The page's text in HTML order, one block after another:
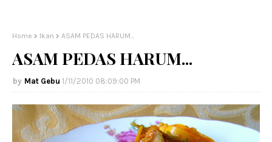
Home Ikan ASAM PEDAS HARUM...
ASAM PEDAS HARUM...
Mat Gebu 1/11/2010 08:09:00 PM